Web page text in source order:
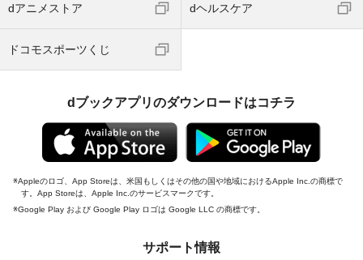
dアニメストア dヘルスケア
ドコモスポーツくじ
dブックアプリのダウンロードはコチラ
Appleのロゴ、App Storeは、米国もしくはその他の国や地域におけるApple Inc.の商標で
す。App Storeは、Apple Inc.のサービスマークです。
Google Play および Google Play ロゴは Google LLC の商標です。
サポート情報